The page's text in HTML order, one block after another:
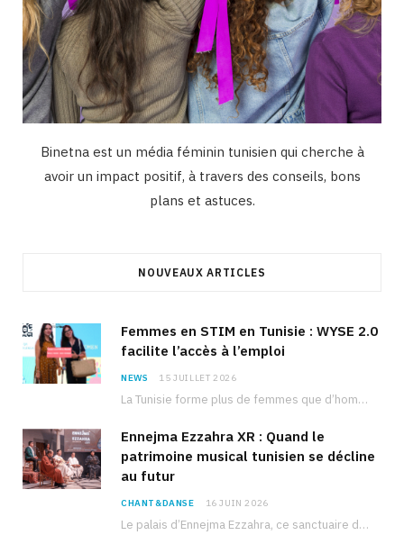
Binetna est un média féminin tunisien qui cherche à
avoir un impact positif, à travers des conseils, bons
plans et astuces.
NOUVEAUX ARTICLES
Femmes en STIM en Tunisie : WYSE 2.0
facilite l’accès à l’emploi
NEWS 15 JUILLET 2026
La Tunisie forme plus de femmes que d’hommes dans les filières scientifiques. Pourtant, pour beaucoup…
Ennejma Ezzahra XR : Quand le
patrimoine musical tunisien se décline
au futur
CHANT&DANSE 16 JUIN 2026
Le palais d’Ennejma Ezzahra, ce sanctuaire de la musique tunisienne et méditerranéenne construit par le…